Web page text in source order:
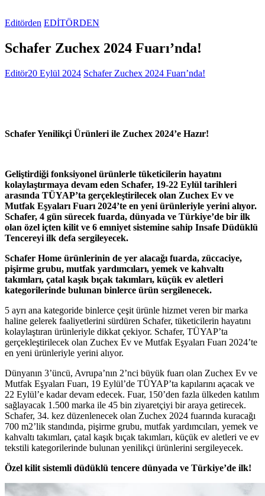
Editörden EDİTÖRDEN
Schafer Zuchex 2024 Fuarı’nda!
Editör20 Eylül 2024 Schafer Zuchex 2024 Fuarı’nda!
Schafer Yenilikçi Ürünleri ile Zuchex 2024’e Hazır!
Geliştirdiği fonksiyonel ürünlerle tüketicilerin hayatını
kolaylaştırmaya devam eden Schafer, 19-22 Eylül tarihleri
arasında TÜYAP’ta gerçekleştirilecek olan Zuchex Ev ve
Mutfak Eşyaları Fuarı 2024’te en yeni ürünleriyle yerini alıyor.
Schafer, 4 gün sürecek fuarda, dünyada ve Türkiye’de bir ilk
olan özel içten kilit ve 6 emniyet sistemine sahip Insafe Düdüklü
Tencereyi ilk defa sergileyecek.
Schafer Home ürünlerinin de yer alacağı fuarda, züccaciye,
pişirme grubu, mutfak yardımcıları, yemek ve kahvaltı
takımları, çatal kaşık bıçak takımları, küçük ev aletleri
kategorilerinde bulunan binlerce ürün sergilenecek.
5 ayrı ana kategoride binlerce çeşit ürünle hizmet veren bir marka
haline gelerek faaliyetlerini sürdüren Schafer, tüketicilerin hayatını
kolaylaştıran ürünleriyle dikkat çekiyor. Schafer, TÜYAP’ta
gerçekleştirilecek olan Zuchex Ev ve Mutfak Eşyaları Fuarı 2024’te
en yeni ürünleriyle yerini alıyor.
Dünyanın 3’üncü, Avrupa’nın 2’nci büyük fuarı olan Zuchex Ev ve
Mutfak Eşyaları Fuarı, 19 Eylül’de TÜYAP’ta kapılarını açacak ve
22 Eylül’e kadar devam edecek. Fuar, 150’den fazla ülkeden katılım
sağlayacak 1.500 marka ile 45 bin ziyaretçiyi bir araya getirecek.
Schafer, 34. kez düzenlenecek olan Zuchex 2024 fuarında kuracağı
700 m2’lik standında, pişirme grubu, mutfak yardımcıları, yemek ve
kahvaltı takımları, çatal kaşık bıçak takımları, küçük ev aletleri ve ev
tekstili kategorilerinde bulunan yenilikçi ürünlerini sergileyecek.
Özel kilit sistemli düdüklü tencere dünyada ve Türkiye’de ilk!